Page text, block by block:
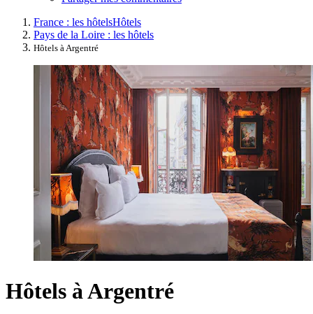
France : les hôtelsHôtels
Pays de la Loire : les hôtels
Hôtels à Argentré
Hôtels à Argentré